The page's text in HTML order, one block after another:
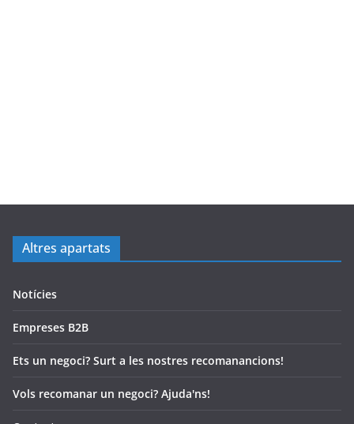
Altres apartats
Notícies
Empreses B2B
Ets un negoci? Surt a les nostres recomanancions!
Vols recomanar un negoci? Ajuda'ns!